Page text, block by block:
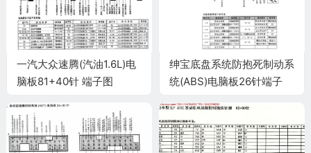
一汽大众速腾(汽油1.6L)电
脑板81+40针 端子图
绅宝底盘系统防抱死制动系
统(ABS)电脑板26针端子